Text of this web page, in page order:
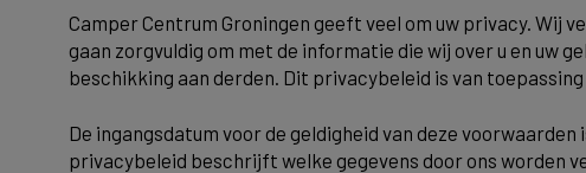
Camper Centrum Groningen geeft veel om uw privacy. Wij
gaan zorgvuldig om met de informatie die wij over u en uw
beschikking aan derden. Dit privacybeleid is van
De ingangsdatum voor de geldigheid van deze
privacybeleid beschrijft welke gegevens door ons worden